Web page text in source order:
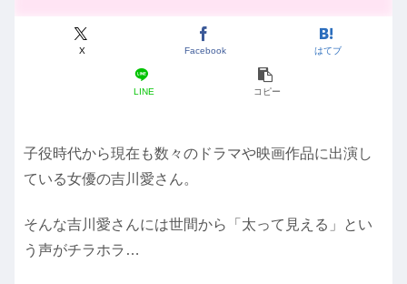
X Facebook はてブ
LINE コピー
子役時代から現在も数々のドラマや映画作品に出演し
ている女優の吉川愛さん。
そんな吉川愛さんには世間から「太って見える」とい
う声がチラホラ…